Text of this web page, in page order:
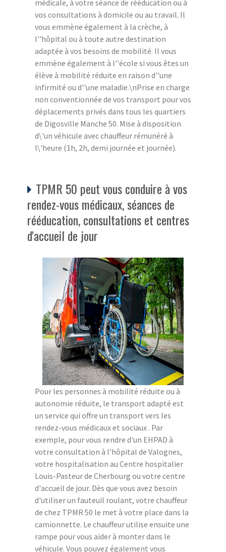
médicale, à votre séance de rééducation ou à
vos consultations à domicile ou au travail. Il
vous emmène également à la crèche, à
l''hôpital ou à toute autre destination
adaptée à vos besoins de mobilité. Il vous
emmène également à l''école si vous êtes un
élève à mobilité réduite en raison d''une
infirmité ou d''une maladie.\nPrise en charge
non conventionnée de vos transport pour vos
déplacements privés dans tous les quartiers
de Digosville Manche 50. Mise à disposition
d\'un véhicule avec chauffeur rémunéré à
l\'heure (1h, 2h, demi journée et journée).
TPMR 50 peut vous conduire à vos
rendez-vous médicaux, séances de
rééducation, consultations et centres
d'accueil de jour
Pour les personnes à mobilité réduite ou à
autonomie réduite, le transport adapté est
un service qui offre un transport vers les
rendez-vous médicaux et sociaux . Par
exemple, pour vous rendre d'un EHPAD à
votre consultation à l'hôpital de Valognes,
votre hospitalisation au Centre hospitalier
Louis-Pasteur de Cherbourg ou votre centre
d'accueil de jour. Dès que vous avez besoin
d'utiliser un fauteuil roulant, votre chauffeur
de chez TPMR 50 le met à votre place dans la
camionnette. Le chauffeur utilise ensuite une
rampe pour vous aider à monter dans le
véhicule. Vous pouvez également vous